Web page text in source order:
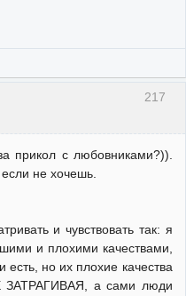
217
прикол с любовниками?)).
не хочешь.
и чувствовать так: я
и плохими качествами,
но их плохие качества
а сами люди